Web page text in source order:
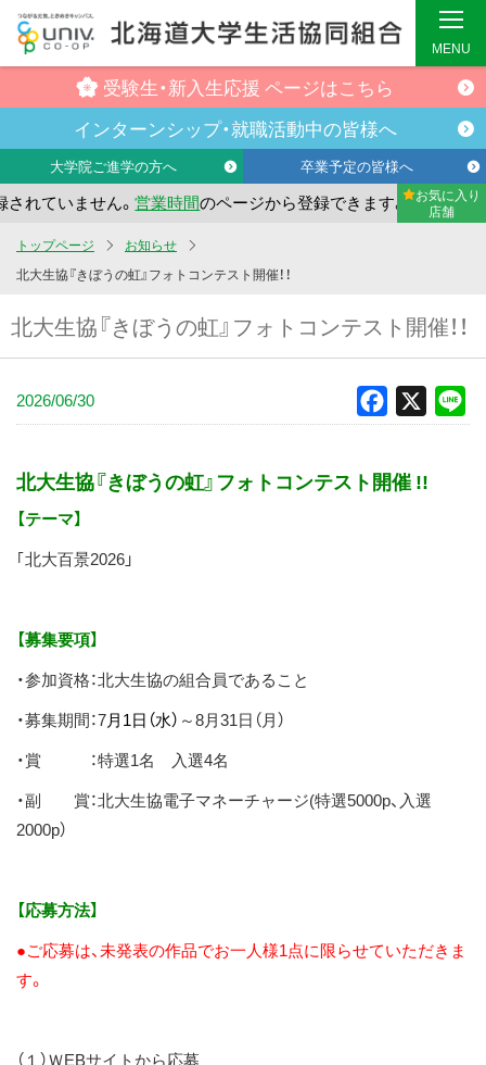
コ
ン
受験生・新入生応援 ページはこちら
インターンシップ・就職活動中の皆様へ
大学院ご進学の方へ 卒業予定の皆様へ
いません。営業時間のページから登録できます。 まだお
お気に入り
店舗
MENU
トップページ
お知らせ
北大生協『きぼうの虹』フォトコンテスト開催！！
北大生協『きぼうの虹』フォトコンテスト開催！！
2026/06/30 Facebook
北大生協『きぼうの虹』フォトコンテスト開催!!
【テーマ】
｢北大百景2026」
【募集要項】
・参加資格：北大生協の組合員であること
・募集期間：7月1日（水） ～8月31日（月）
・賞 ：特選1名 入選4名
・副 賞：北大生協電子マネーチャージ(特選5000p、入選
2000p）
【応募方法】
●ご応募は、未発表の作品でお一人様1点に限らせていただきま
す。
（１）ＷEBサイトから応募